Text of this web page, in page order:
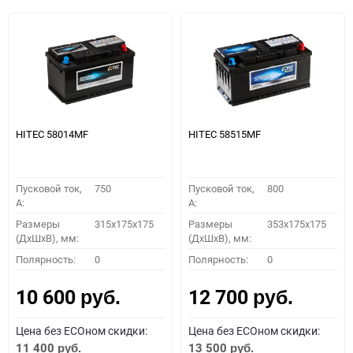
HITEC 58014MF
Пусковой ток,
A:
750
Размеры
(ДхШхВ), мм:
315x175x175
Полярность: 0
10 600 руб.
Цена без ECOном скидки:
11 400 руб.
HITEC 58515MF
Пусковой ток,
A:
800
Размеры
(ДхШхВ), мм:
353x175x175
Полярность: 0
12 700 руб.
Цена без ECOном скидки:
13 500 руб.